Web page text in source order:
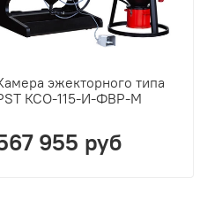
эжекторного типа
КСО-115-И-ФВР-М
955 руб